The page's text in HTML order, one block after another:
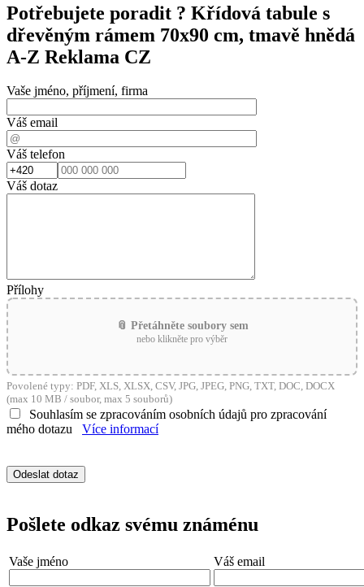
Potřebujete poradit ? Křídová tabule s
dřevěným rámem 70x90 cm, tmavě hnědá
A-Z Reklama CZ
Vaše jméno, příjmení, firma
Váš email
Váš telefon
Váš dotaz
Přílohy
📎 Přetáhněte soubory sem
nebo klikněte pro výběr
Povolené typy: PDF, XLS, XLSX, CSV, JPG, JPEG, PNG, TXT, DOC, DOCX
(max 10 MB / soubor, max 5 souborů)
Souhlasím se zpracováním osobních údajů pro zpracování
mého dotazu
Více informací
Pošlete odkaz svému známénu
Vaše jméno Váš email